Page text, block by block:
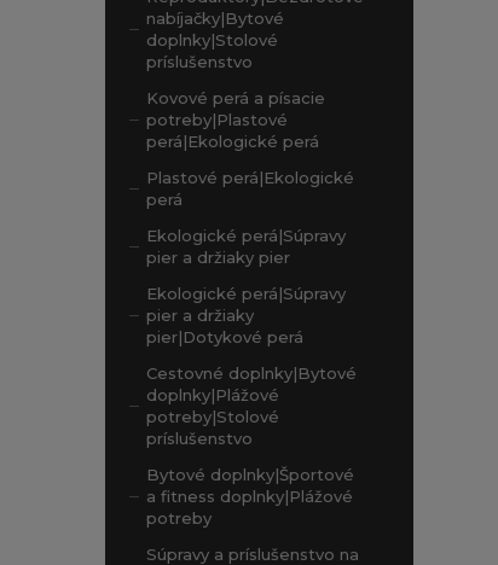
nabíjačky|Bytové
doplnky|Stolové
príslušenstvo
Kovové perá a písacie
potreby|Plastové
perá|Ekologické perá
Plastové perá|Ekologické
perá
Ekologické perá|Súpravy
pier a držiaky pier
Ekologické perá|Súpravy
pier a držiaky
pier|Dotykové perá
Cestovné doplnky|Bytové
doplnky|Plážové
potreby|Stolové
príslušenstvo
Bytové doplnky|Športové
a fitness doplnky|Plážové
potreby
Súpravy a príslušenstvo na